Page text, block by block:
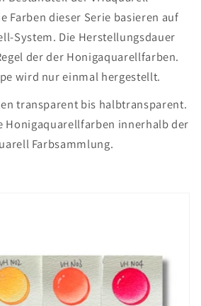
Farben dieser Serie basieren auf
System. Die Herstellungsdauer
der der Honigaquarellfarben.
wird nur einmal hergestellt.
transparent bis halbtransparent.
Honigaquarellfarben innerhalb der
Farbsammlung.